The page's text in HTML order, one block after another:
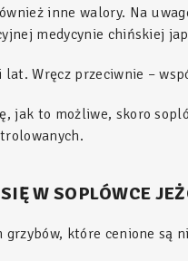
inne walory. Na
medycynie chińskiej
Wręcz przeciwnie –
jak to możliwe, skoro
W SOPLÓWCE
które cenione są